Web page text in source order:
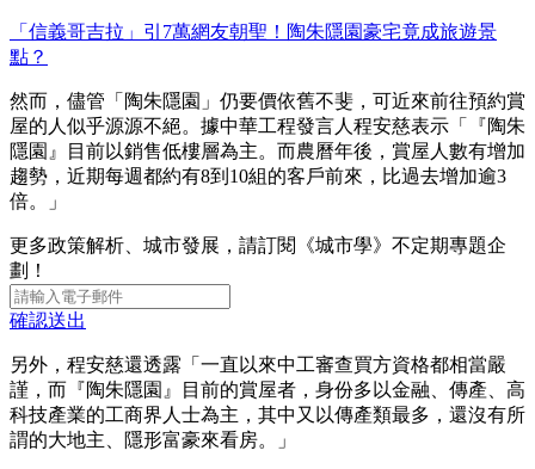
「信義哥吉拉」引7萬網友朝聖！陶朱隱園豪宅竟成旅遊景
點？
然而，儘管「陶朱隱園」仍要價依舊不斐，可近來前往預約賞
屋的人似乎源源不絕。據中華工程發言人程安慈表示「『陶朱
隱園』目前以銷售低樓層為主。而農曆年後，賞屋人數有增加
趨勢，近期每週都約有8到10組的客戶前來，比過去增加逾3
倍。」
更多政策解析、城市發展，請訂閱《城市學》不定期專題企
劃！
確認送出
另外，程安慈還透露「一直以來中工審查買方資格都相當嚴
謹，而『陶朱隱園』目前的賞屋者，身份多以金融、傳產、高
科技產業的工商界人士為主，其中又以傳產類最多，還沒有所
謂的大地主、隱形富豪來看房。」